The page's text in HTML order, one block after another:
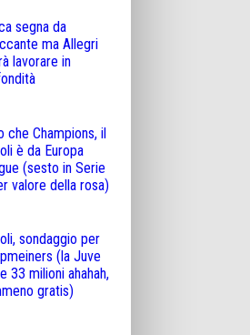
segna da
ma Allegri
lavorare in
che Champions, il
è da Europa
(sesto in Serie
valore della rosa)
sondaggio per
(la Juve
33 milioni ahahah,
gratis)